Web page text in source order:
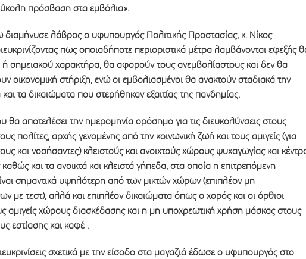
πρόσβαση στα εμβόλια».
λάβρος ο υφυπουργός Πολιτικής Προστασίας, κ. Νίκος
πως οποιαδήποτε περιοριστικά μέτρα λαμβάνονται εφεξής
ή σημειακού χαρακτήρα, θα αφορούν τους ανεμβολίαστους και δεν θα
οικονομική στήριξη, ενώ οι εμβολιασμένοι θα ανακτούν σταδιακά την
και τα δικαιώματα που στερήθηκαν εξαιτίας της πανδημίας.
θα αποτελέσει την ημερομηνία ορόσημο για τις διευκολύνσεις στους
πολίτες, αρχής γενομένης από την κοινωνική ζωή και τους αμιγείς (για
και νοσήσαντες) κλειστούς και ανοιχτούς χώρους ψυχαγωγίας και
και τα ανοικτά και κλειστά γήπεδα, στα οποία η επιτρεπόμενη
σημαντικά υψηλότερη από των μικτών χώρων (επιπλέον μη
με τεστ), αλλά και επιπλέον δικαιώματα όπως ο χορός και οι όρθιοι
αμιγείς χώρους διασκέδασης και η μη υποχρεωτική χρήση μάσκας στους
εστίασης και καφέ .
σχετικά με την είσοδο στα μαγαζιά έδωσε ο υφυπουργός στο